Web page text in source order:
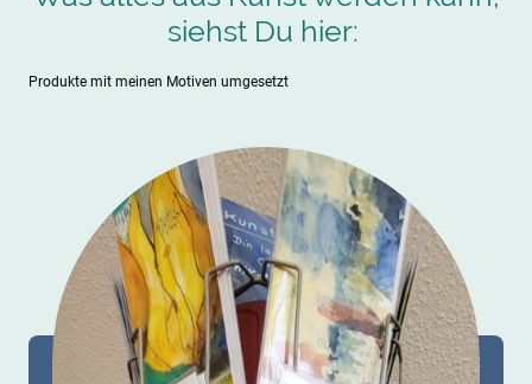
siehst Du hier:
Produkte mit meinen Motiven umgesetzt